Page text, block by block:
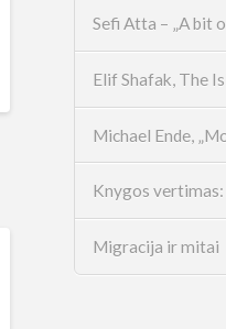
Sefi Atta – „A bit
Elif Shafak, The
Michael Ende,
Knygos
Migracija ir mitai